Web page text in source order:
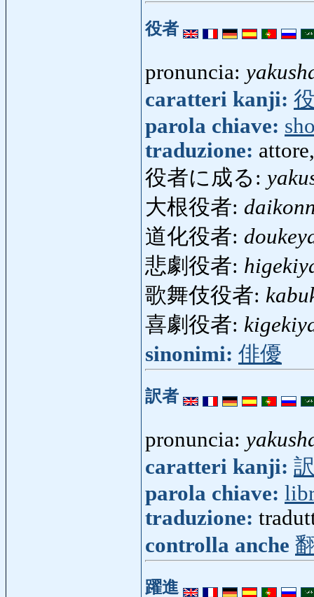
役者
pronuncia:
caratteri kanji:
parola chiave:
traduzione:
役者に成る:
大根役者:
道化役者:
悲劇役者:
歌舞伎役者:
喜劇役者:
sinonimi: 俳優
訳者
pronuncia:
caratteri kanji:
parola chiave:
traduzione:
controlla anche
躍進